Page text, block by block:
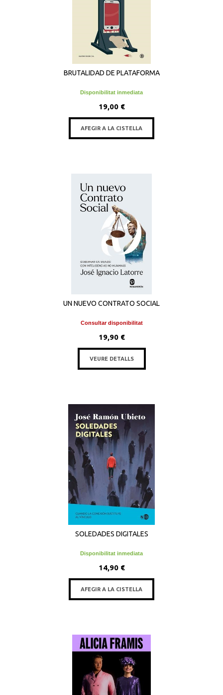
BRUTALIDAD DE PLATAFORMA
Disponibilitat inmediata
19,00 €
AFEGIR A LA CISTELLA
UN NUEVO CONTRATO SOCIAL
Consultar disponibilitat
19,90 €
VEURE DETALLS
SOLEDADES DIGITALES
Disponibilitat inmediata
14,90 €
AFEGIR A LA CISTELLA